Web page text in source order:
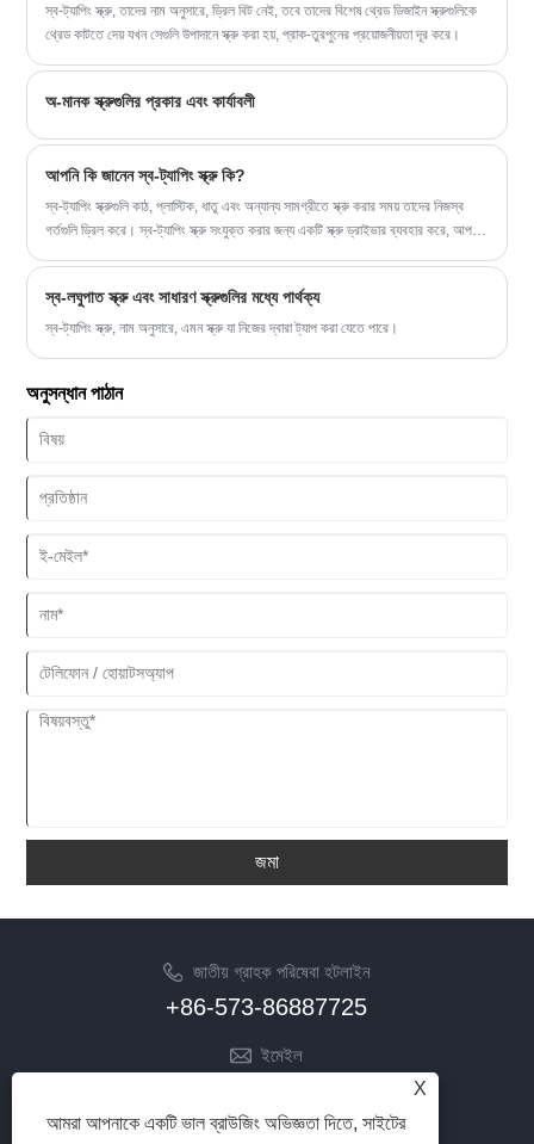
স্ব-ট্যাপিং স্ক্রু, তাদের নাম অনুসারে, ড্রিল বিট নেই, তবে তাদের বিশেষ থ্রেড ডিজাইন স্ক্রুগুলিকে
থ্রেড কাটতে দেয় যখন সেগুলি উপাদানে স্ক্রু করা হয়, প্রাক-তুরপুনের প্রয়োজনীয়তা দূর করে।
অ-মানক স্ক্রুগুলির প্রকার এবং কার্যাবলী
আপনি কি জানেন স্ব-ট্যাপিং স্ক্রু কি?
স্ব-ট্যাপিং স্ক্রুগুলি কাঠ, প্লাস্টিক, ধাতু এবং অন্যান্য সামগ্রীতে স্ক্রু করার সময় তাদের নিজস্ব
গর্তগুলি ড্রিল করে। স্ব-ট্যাপিং স্ক্রু সংযুক্ত করার জন্য একটি স্ক্রু ড্রাইভার ব্যবহার করে, আপনি
স্ব-লঘুপাত স্ক্রু এবং সাধারণ স্ক্রুগুলির মধ্যে পার্থক্য
স্ব-ট্যাপিং স্ক্রু, নাম অনুসারে, এমন স্ক্রু যা নিজের দ্বারা ট্যাপ করা যেতে পারে।
অনুসন্ধান পাঠান
জমা
জাতীয় গ্রাহক পরিষেবা হটলাইন
+86-573-86887725
ইমেইল
আমাদের অনুসরণ করো
X
আমরা আপনাকে একটি ভাল ব্রাউজিং অভিজ্ঞতা দিতে, সাইটের